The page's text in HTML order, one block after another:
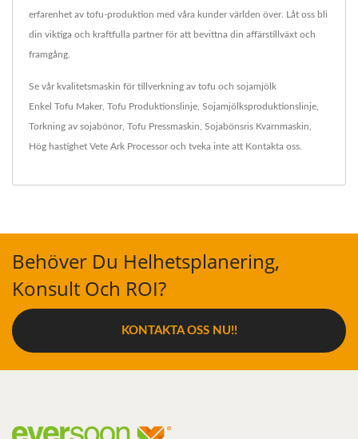
erfarenhet av tofu-produktion med våra kunder världen över. Låt oss bli
din viktiga och kraftfulla partner för att bevittna din affärstillväxt och
framgång.
Se vår kvalitetsmaskin för tillverkning av tofu och sojamjölk
Enkel Tofu Maker, Tofu Produktionslinje Sojamjölksproduktionslinje
Torkning av sojabönor, Tofu Pressmaskin Sojabönsris Kvarnmaskin
Hög hastighet Vete Ark Processoroch tveka inte att Kontakta oss
Behöver Du Helhetsplanering,
Konsult Och ROI?
KONTAKTA OSS NU!!